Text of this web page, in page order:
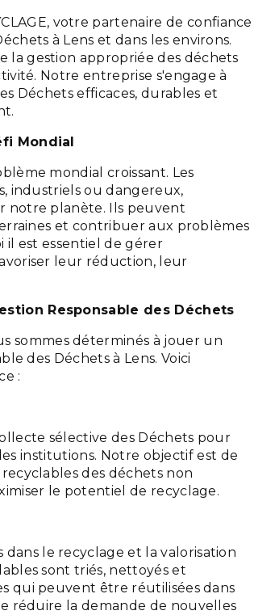
votre partenaire de confiance
à Lens et dans les environs.
la gestion appropriée des déchets
Notre entreprise s'engage à
Déchets efficaces, durables et
Mondial
mondial croissant. Les
industriels ou dangereux,
notre planète. Ils peuvent
et contribuer aux problèmes
il est essentiel de gérer
leur réduction, leur
Responsable des Déchets
sommes déterminés à jouer un
des Déchets à Lens. Voici
:
sélective des Déchets pour
institutions. Notre objectif est de
des déchets non
le potentiel de recyclage.
le recyclage et la valorisation
sont triés, nettoyés et
qui peuvent être réutilisées dans
réduire la demande de nouvelles